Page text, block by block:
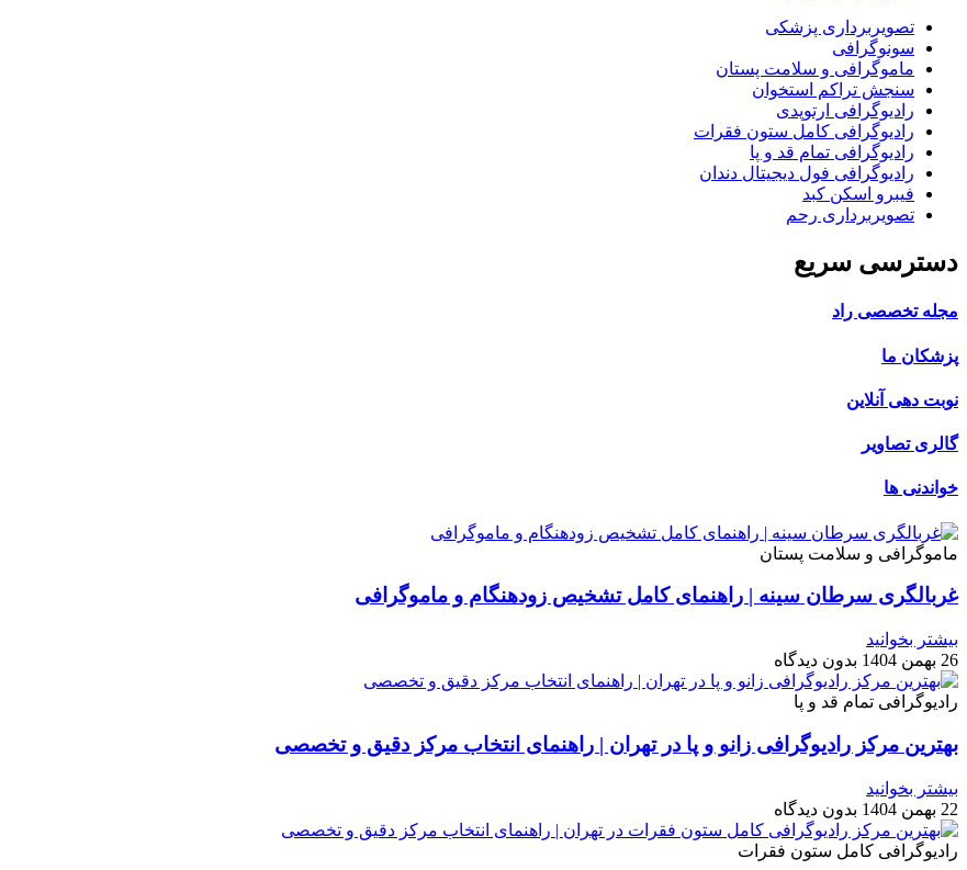
تصویربرداری پزشکی
سونوگرافی
ماموگرافی و سلامت پستان
سنجش تراکم استخوان
رادیوگرافی ارتوپدی
رادیوگرافی کامل ستون فقرات
رادیوگرافی تمام قد و پا
رادیوگرافی فول دیجیتال دندان
فیبرو اسکن کبد
تصویربرداری رحم
دسترسی سریع
مجله تخصصی راد
پزشکان ما
نوبت دهی آنلاین
گالری تصاویر
خواندنی ها
ماموگرافی و سلامت پستان
غربالگری سرطان سینه | راهنمای کامل تشخیص زودهنگام و ماموگرافی
بیشتر بخوانید
26 بهمن 1404
بدون دیدگاه
رادیوگرافی تمام قد و پا
بهترین مرکز رادیوگرافی زانو و پا در تهران | راهنمای انتخاب مرکز دقیق و تخصصی
بیشتر بخوانید
22 بهمن 1404
بدون دیدگاه
رادیوگرافی کامل ستون فقرات